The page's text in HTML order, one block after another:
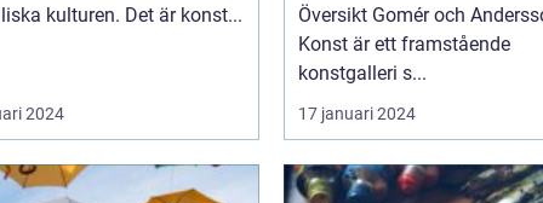
kulturen. Det är konst...
2024
Översikt Gomér och Andersson
Konst är ett framstående
konstgalleri s...
17 januari 2024